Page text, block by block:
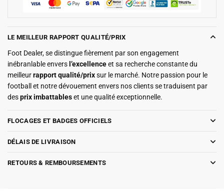
LE MEILLEUR RAPPORT QUALITÉ/PRIX
Foot Dealer, se distingue fièrement par son engagement
inébranlable envers l’excellenceet sa recherche constante du
meilleurrapport qualité/prixsur le marché. Notre passion pour le
football et notre dévouement envers nos clients se traduisent par
desprix imbattableset une qualité exceptionnelle.
FLOCAGES ET BADGES OFFICIELS
DÉLAIS DE LIVRAISON
RETOURS & REMBOURSEMENTS